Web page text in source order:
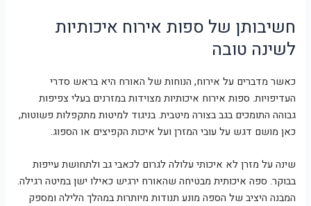
חשיבותן של ספות אירוח איכותיות
לשינה טובה
כאשר מדברים על אירוח, הנוחות של האורח היא בראש סדרי
העדיפויות. ספות אירוח איכותיות מצוידות במזרנים בעלי צפיפות
גבוהה התומכים בגב בצורה מיטבית. בניגוד למיטות מתקפלות פשוטות,
כאן מושם דגש על עובי המזרן ועל איכות הקפיצים או הספוג.
שינה על מזרן לא איכותי עלולה לגרום לכאבי גב ולתחושת עייפות
בבוקר. ספה איכותית מבטיחה שהאורח ירגיש כאילו ישן במיטה רגילה.
המבנה היציב של הספה מונע תנודות מיותרות במהלך הלילה ומספק